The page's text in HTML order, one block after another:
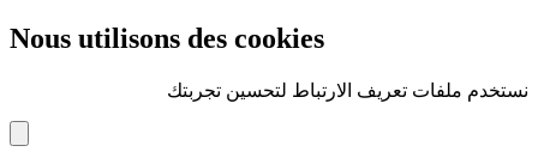
Nous utilisons des cookies
نستخدم ملفات تعريف الارتباط لتحسين تجربتك